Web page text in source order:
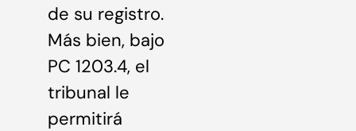
de su registro.
Más bien, bajo
PC 1203.4, el
tribunal le
permitirá